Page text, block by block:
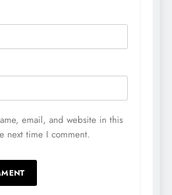
email, and website in this
next time I comment.